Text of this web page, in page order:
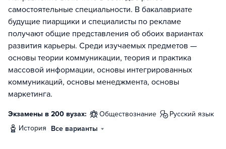
самостоятельные специальности. В бакалавриате
будущие пиарщики и специалисты по рекламе
получают общие представления об обоих вариантах
развития карьеры. Среди изучаемых предметов —
основы теории коммуникации, теория и практика
массовой информации, основы интегрированных
коммуникаций, основы менеджмента, основы
маркетинга.
Экзамены в 200 вузах: обществознание
русский язык
история
Все варианты